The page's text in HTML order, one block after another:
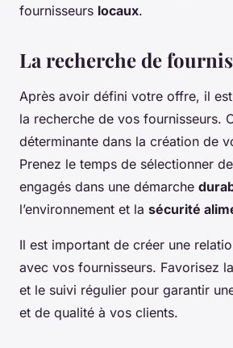
fournisseurs locaux.
La recherche de
Après avoir défini votre offre, il
la recherche de vos fournisseurs.
déterminante dans la création de
Prenez le temps de sélectionner
engagés dans une démarche
l’environnement et la sécurité
Il est important de créer une
avec vos fournisseurs. Favorisez
et le suivi régulier pour garantir
et de qualité à vos clients.